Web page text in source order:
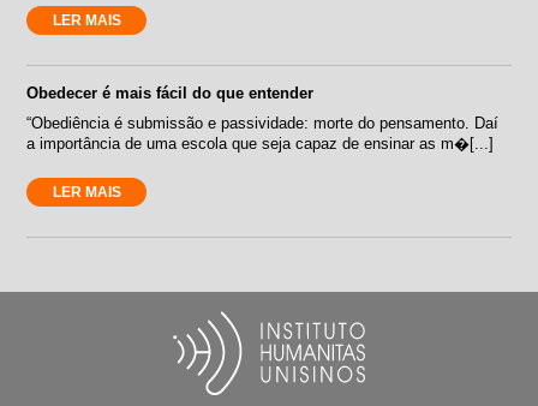
LER MAIS
Obedecer é mais fácil do que entender
“Obediência é submissão e passividade: morte do pensamento. Daí
a importância de uma escola que seja capaz de ensinar as m�[...]
LER MAIS